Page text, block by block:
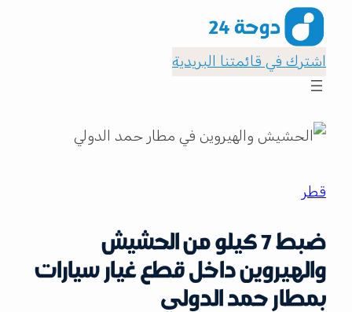
اشترك في قائمتنا البريدية
قطر
ضبط 7 كيلو من الحشيش
والهيروين داخل قطع غيار سيارات
بمطار حمد الدولي